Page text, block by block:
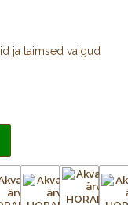
ja taimsed vaigud
ja guaššvärvidega